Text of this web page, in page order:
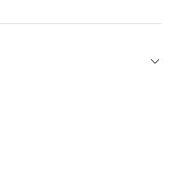
Полностью